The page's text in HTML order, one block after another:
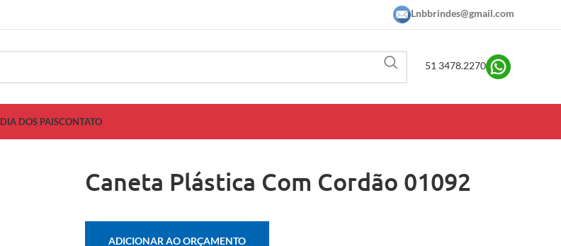
Lnbbrindes@gmail.com
51 3478.2270
DIA DOS PAISCONTATO
Caneta Plástica Com Cordão 01092
ADICIONAR AO ORÇAMENTO